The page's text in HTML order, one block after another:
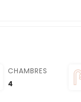
CHAMBRES
4